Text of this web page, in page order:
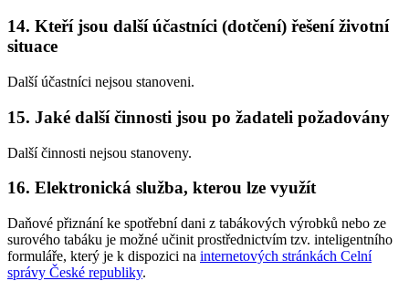
14. Kteří jsou další účastníci (dotčení) řešení životní
situace
Další účastníci nejsou stanoveni.
15. Jaké další činnosti jsou po žadateli požadovány
Další činnosti nejsou stanoveny.
16. Elektronická služba, kterou lze využít
Daňové přiznání ke spotřební dani z tabákových výrobků nebo ze
surového tabáku je možné učinit prostřednictvím tzv. inteligentního
formuláře, který je k dispozici na internetových stránkách Celní
správy České republiky.